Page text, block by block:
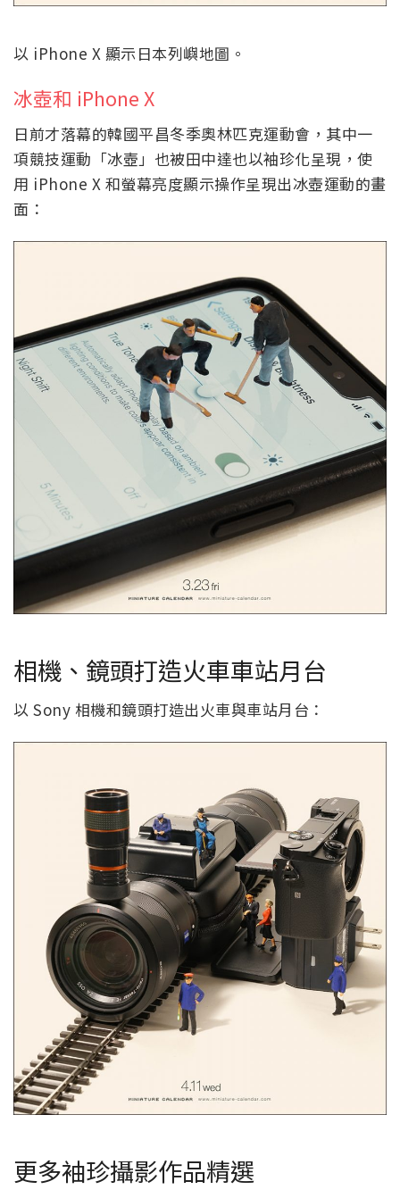
以 iPhone X 顯示日本列嶼地圖。
冰壺和 iPhone X
日前才落幕的韓國平昌冬季奧林匹克運動會，其中一
項競技運動「冰壺」也被田中達也以袖珍化呈現，使
用 iPhone X 和螢幕亮度顯示操作呈現出冰壺運動的畫
面：
相機、鏡頭打造火車車站月台
以 Sony 相機和鏡頭打造出火車與車站月台：
更多袖珍攝影作品精選